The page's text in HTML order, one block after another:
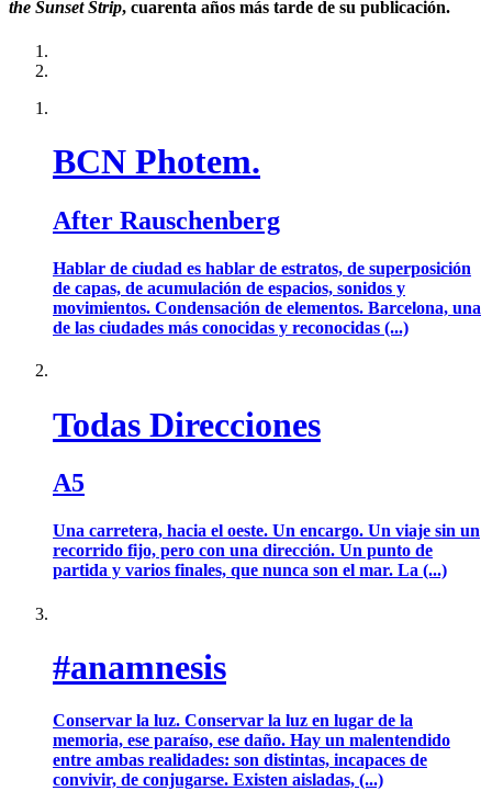
the Sunset Strip, cuarenta años más tarde de su publicación.
BCN Photem.
After Rauschenberg
Hablar de ciudad es hablar de estratos, de superposición
de capas, de acumulación de espacios, sonidos y
movimientos. Condensación de elementos. Barcelona, una
de las ciudades más conocidas y reconocidas (...)
Todas Direcciones
A5
Una carretera, hacia el oeste. Un encargo. Un viaje sin un
recorrido fijo, pero con una dirección. Un punto de
partida y varios finales, que nunca son el mar. La (...)
#anamnesis
Conservar la luz. Conservar la luz en lugar de la
memoria, ese paraíso, ese daño. Hay un malentendido
entre ambas realidades: son distintas, incapaces de
convivir, de conjugarse. Existen aisladas, (...)